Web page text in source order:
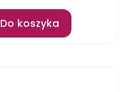
Do koszyka